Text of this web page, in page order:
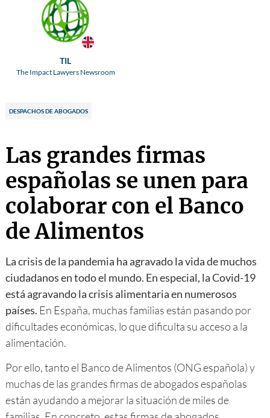
TIL
The Impact Lawyers Newsroom
DESPACHOS DE ABOGADOS
Las grandes firmas
españolas se unen para
colaborar con el Banco
de Alimentos
La crisis de la pandemia ha agravado la vida de muchos
ciudadanos en todo el mundo. En especial, la Covid-19
está agravando la crisis alimentaria en numerosos
países. En España, muchas familias están pasando por
dificultades económicas, lo que dificulta su acceso a la
alimentación.
Por ello, tanto el Banco de Alimentos (ONG española) y
muchas de las grandes firmas de abogados españolas
están ayudando a mejorar la situación de miles de